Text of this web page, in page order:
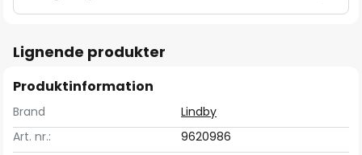
Lignende produkter
Produktinformation
Brand
Lindby
Art. nr.:
9620986